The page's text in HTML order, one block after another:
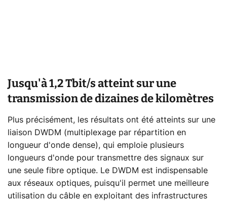
Jusqu'à 1,2 Tbit/s atteint sur une
transmission de dizaines de kilomètres
Plus précisément, les résultats ont été atteints sur une
liaison DWDM (multiplexage par répartition en
longueur d'onde dense), qui emploie plusieurs
longueurs d'onde pour transmettre des signaux sur
une seule fibre optique. Le DWDM est indispensable
aux réseaux optiques, puisqu'il permet une meilleure
utilisation du câble en exploitant des infrastructures